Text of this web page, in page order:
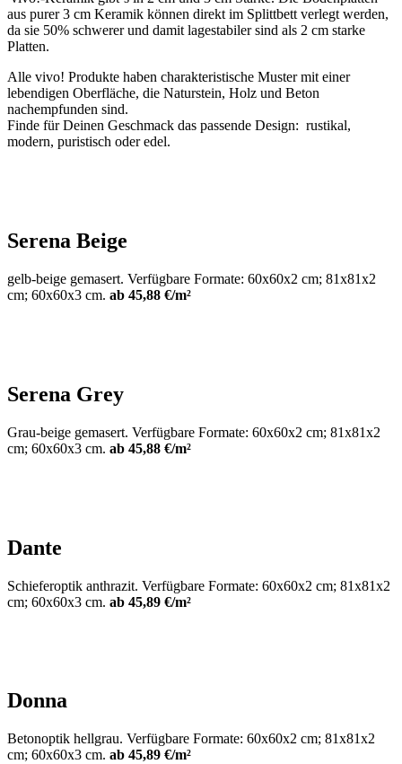
aus purer 3 cm Keramik können direkt im Splittbett verlegt werden,
da sie 50% schwerer und damit lagestabiler sind als 2 cm starke
Platten.
Alle vivo! Produkte haben charakteristische Muster mit einer
lebendigen Oberfläche, die Naturstein, Holz und Beton
nachempfunden sind.
Finde für Deinen Geschmack das passende Design: rustikal,
modern, puristisch oder edel.
Serena Beige
gelb-beige gemasert. Verfügbare Formate: 60x60x2 cm; 81x81x2
cm; 60x60x3 cm. ab 45,88 €/m²
Serena Grey
Grau-beige gemasert. Verfügbare Formate: 60x60x2 cm; 81x81x2
cm; 60x60x3 cm. ab 45,88 €/m²
Dante
Schieferoptik anthrazit. Verfügbare Formate: 60x60x2 cm; 81x81x2
cm; 60x60x3 cm. ab 45,89 €/m²
Donna
Betonoptik hellgrau. Verfügbare Formate: 60x60x2 cm; 81x81x2
cm; 60x60x3 cm. ab 45,89 €/m²